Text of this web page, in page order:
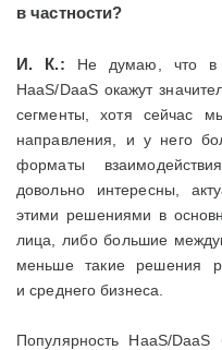
в частности?
И. К.: Не думаю, что в
HaaS/DaaS окажут
сегменты, хотя сейчас
направления, и у него
форматы
довольно интересны,
этими решениями в
лица, либо большие
меньше такие решения
и среднего бизнеса.
Популярность HaaS/